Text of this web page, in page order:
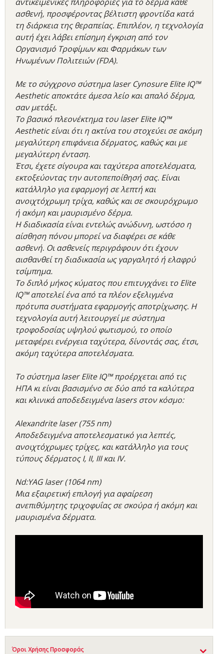
ασθενή, προσφέροντας βέλτιστη φροντίδα κατά
τη διάρκεια της θεραπείας. Επιπλέον, η τεχνολογία
αυτή έχει λάβει επίσημη έγκριση από τον
Οργανισμό Τροφίμων και Φαρμάκων των
Ηνωμένων Πολιτειών (FDA).
Με το σύγχρονο σύστημα laser Cynosure Elite IQ™
Aesthetic αποκτάτε άμεσα λείο και απαλό δέρμα,
σαν μετάξι.
Το βασικό πλεονέκτημα του laser Elite IQ™
Aesthetic είναι ότι η ακτίνα του στοχεύει σε ακόμη
μεγαλύτερη επιφάνεια δέρματος, καθώς και με
μεγαλύτερη ένταση.
Έτσι, έχετε σίγουρα και ταχύτερα αποτελέσματα,
εκτοξεύοντας την αυτοπεποίθησή σας. Είναι
κατάλληλο για εφαρμογή σε λεπτή και
ανοιχτόχρωμη τρίχα, καθώς και σε σκουρόχρωμο
ή ακόμη και μαυρισμένο δέρμα.
Η διαδικασία είναι εντελώς ανώδυνη, ωστόσο η
αίσθηση πόνου μπορεί να διαφέρει σε κάθε
ασθενή. Οι ασθενείς περιγράφουν ότι έχουν
αισθανθεί τη διαδικασία ως γαργαλητό ή ελαφρύ
τσίμπημα.
Το διπλό μήκος κύματος που επιτυγχάνει το Elite
IQ™ αποτελεί ένα από τα πλέον εξελιγμένα
πρότυπα συστήματα εφαρμογής αποτρίχωσης. Η
τεχνολογία αυτή λειτουργεί με σύστημα
τροφοδοσίας υψηλού φωτισμού, το οποίο
μεταφέρει ενέργεια ταχύτερα, δίνοντάς σας, έτσι,
ακόμη ταχύτερα αποτελέσματα.
Το σύστημα laser Elite IQ™ προέρχεται από τις
ΗΠΑ κι είναι βασισμένο σε δύο από τα καλύτερα
και κλινικά αποδεδειγμένα lasers στον κόσμο:
Alexandrite laser (755 nm)
Αποδεδειγμένα αποτελεσματικό για λεπτές,
ανοιχτόχρωμες τρίχες, και κατάλληλο για τους
τύπους δέρματος Ι, ΙΙ, ΙΙΙ και ΙV.
Nd:YAG laser (1064 nm)
Μια εξαιρετική επιλογή για αφαίρεση
ανεπιθύμητης τριχοφυΐας σε σκούρα ή ακόμη και
μαυρισμένα δέρματα.
Όροι Χρήσης Προσφοράς